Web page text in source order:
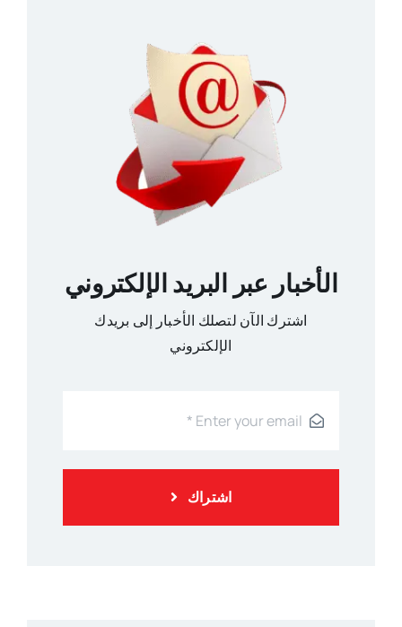
الأخبار عبر البريد الإلكتروني
اشترك الآن لتصلك الأخبار إلى بريدك
الإلكتروني
اشتراك